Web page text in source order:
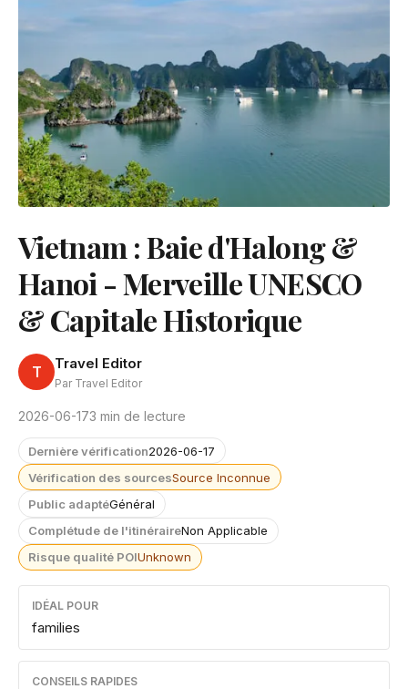
Vietnam : Baie d'Halong &
Hanoi - Merveille UNESCO
& Capitale Historique
T Travel Editor
Par Travel Editor
2026-06-173 min de lecture
Dernière vérification2026-06-17
Vérification des sourcesSource Inconnue
Public adaptéGénéral
Complétude de l'itinéraireNon Applicable
Risque qualité POIUnknown
IDÉAL POUR
families
CONSEILS RAPIDES